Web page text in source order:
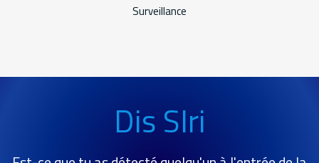
Surveillance
Dis SIri